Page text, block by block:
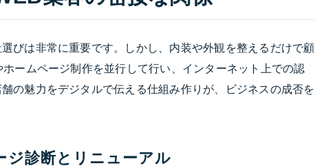
びは非常に重要です。しかし、内装や外観を整えるだけで顧
ームページ制作を並行して行い、インターネット上での認
の魅力をデジタルで伝える仕組み作りが、ビジネスの成否を
ジ診断とリニューアル